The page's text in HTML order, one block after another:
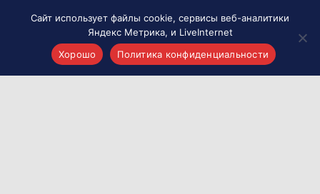
Сайт использует файлы cookie, сервисы веб-аналитики
Яндекс Метрика, и LiveInternet
Хорошо
Политика конфиденциальности